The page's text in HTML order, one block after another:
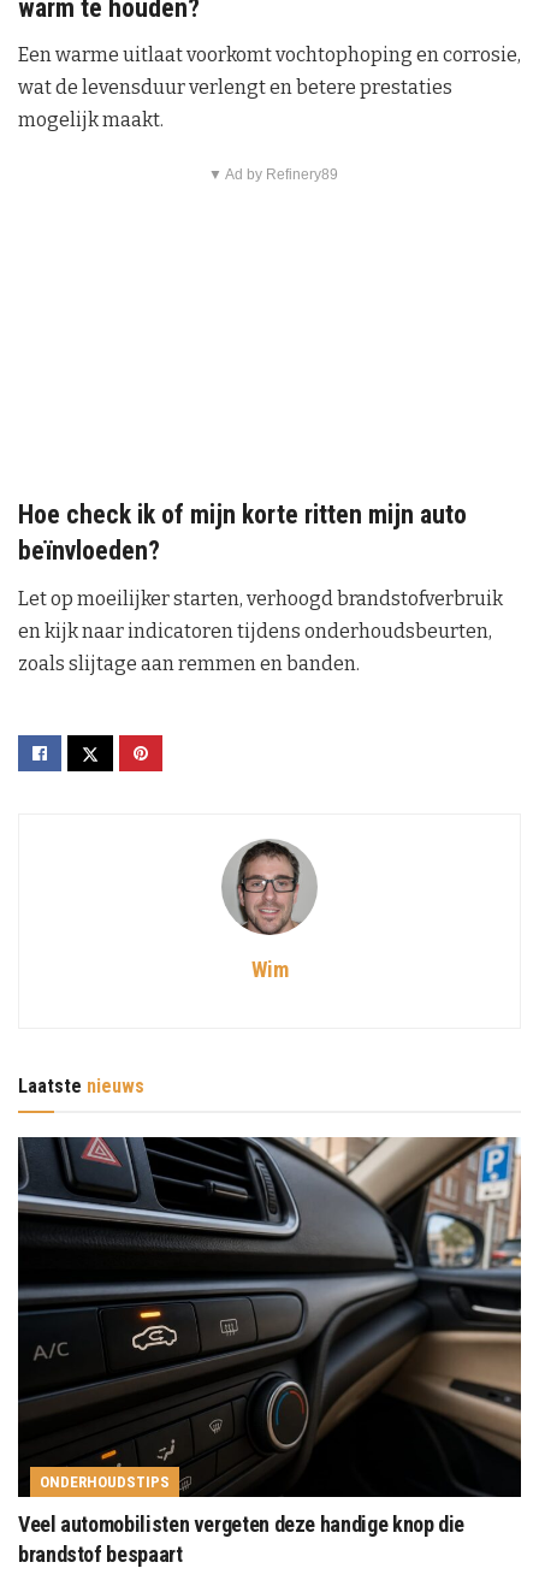
warm te houden?
Een warme uitlaat voorkomt vochtophoping en corrosie,
wat de levensduur verlengt en betere prestaties
mogelijk maakt.
▼ Ad by Refinery89
Hoe check ik of mijn korte ritten mijn auto
beïnvloeden?
Let op moeilijker starten, verhoogd brandstofverbruik
en kijk naar indicatoren tijdens onderhoudsbeurten,
zoals slijtage aan remmen en banden.
Wim
Laatste nieuws
ONDERHOUDSTIPS
Veel automobilisten vergeten deze handige knop die
brandstof bespaart